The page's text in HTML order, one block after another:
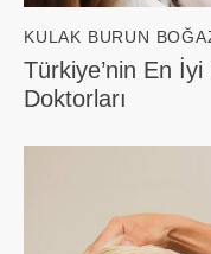
KULAK BURUN
Türkiye’nin En
Doktorları